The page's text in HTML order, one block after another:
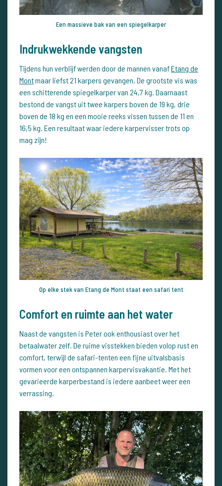
Een massieve bak van een spiegelkarper
Indrukwekkende vangsten
Tijdens hun verblijf werden door de mannen vanafEtang de
Montmaar liefst 21 karpers gevangen. De grootste vis was
een schitterende spiegelkarper van 24,7 kg. Daarnaast
bestond de vangst uit twee karpers boven de 19 kg, drie
boven de 18 kg en een mooie reeks vissen tussen de 11 en
16,5 kg. Een resultaat waar iedere karpervisser trots op
mag zijn!
Op elke stek van Etang de Mont staat een safari tent
Comfort en ruimte aan het water
Naast de vangsten is Peter ook enthousiast over het
betaalwater zelf. De ruime visstekken bieden volop rust en
comfort, terwijl de safari-tenten een fijne uitvalsbasis
vormen voor een ontspannen karpervisvakantie. Met het
gevarieerde karperbestand is iedere aanbeet weer een
verrassing.